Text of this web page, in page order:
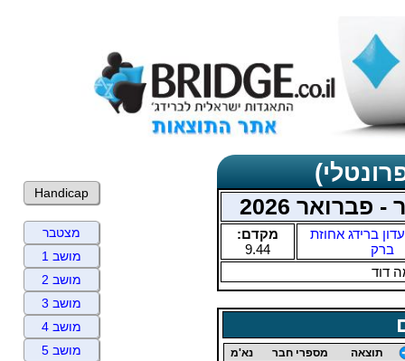
2026
ברידג אחוזת
ברק
מקדם:
9.44
דוד
תוצאה מספרי חבר נא'מ
Handicap
מצטבר
מושב 1
מושב 2
מושב 3
מושב 4
מושב 5